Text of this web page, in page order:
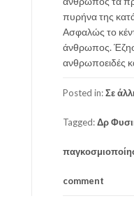
πυρήνα της
Ασφαλώς το
άνθρωπος.
ανθρωποειδές
Posted in:Σε
Tagged:Δρ
comment